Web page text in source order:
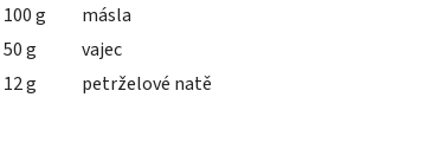
100 g
másla
50 g
vajec
12 g
petrželové natě